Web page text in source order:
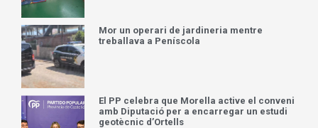
Mor un operari de jardineria mentre
treballava a Peníscola
El PP celebra que Morella active el conveni
amb Diputació per a encarregar un estudi
geotècnic d’Ortells